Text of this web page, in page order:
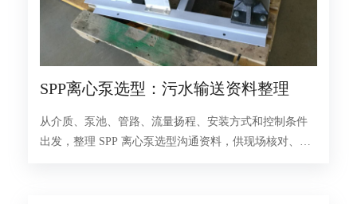
SPP离心泵选型：污水输送资料整理
从介质、泵池、管路、流量扬程、安装方式和控制条件
出发，整理 SPP 离心泵选型沟通资料，供现场核对、配